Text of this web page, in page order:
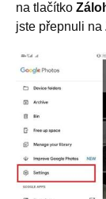
na tlačítko
jste přepnuli na